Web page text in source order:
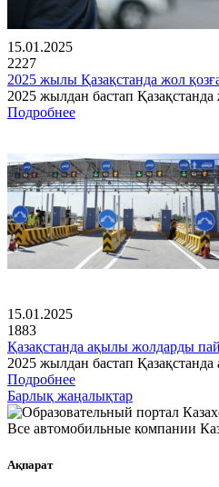
15.01.2025
2227
2025 жылы Қазақстанда жол
2025 жылдан бастап
Подробнее
15.01.2025
1883
Қазақстанда ақылы жолдарды
2025 жылдан бастап
Подробнее
Барлық жаңалықтар
Все автомобильные компании
Ақпарат